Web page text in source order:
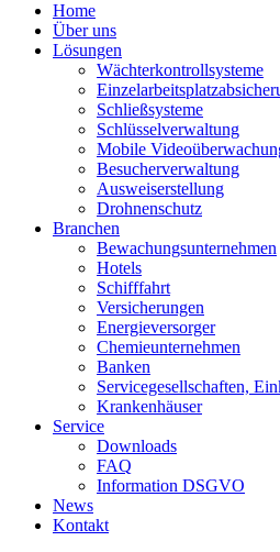
Home
Über uns
Lösungen
Wächterkontrollsysteme
Schließsysteme
Schlüsselverwaltung
Mobile
Besucherverwaltung
Ausweiserstellung
Drohnenschutz
Branchen
Bewachungsunternehmen
Hotels
Schifffahrt
Versicherungen
Energieversorger
Chemieunternehmen
Banken
Servicegesellschaften,
Krankenhäuser
Service
Downloads
FAQ
Information DSGVO
News
Kontakt